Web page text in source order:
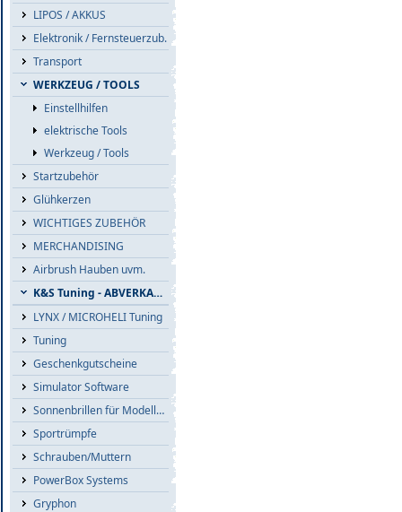
LIPOS / AKKUS
Elektronik / Fernsteuerzub.
Transport
WERKZEUG / TOOLS
Einstellhilfen
elektrische Tools
Werkzeug / Tools
Startzubehör
Glühkerzen
WICHTIGES ZUBEHÖR
MERCHANDISING
Airbrush Hauben uvm.
K&S Tuning - ABVERKAUF
LYNX / MICROHELI Tuning
Tuning
Geschenkgutscheine
Simulator Software
Sonnenbrillen für Modellflieger
Sportrümpfe
Schrauben/Muttern
PowerBox Systems
Gryphon